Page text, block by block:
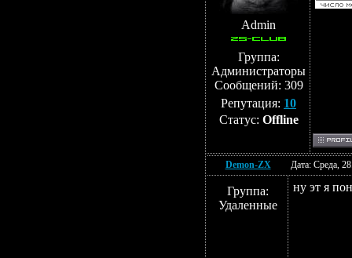
Admin
Группа:
Администраторы
Сообщений: 309
Репутация: 10
Статус: Offline
Demon-ZX Дата: Среда,
Группа:
Удаленные
ну эт я